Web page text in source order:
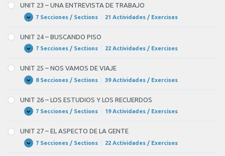
–
EL
MUNDO
DE
UNIT 23 – UNA ENTREVISTA DE TRABAJO
Expandir
UNIT
–
UNA
ENTREVISTA
DE
7 Secciones / Sections 21 Actividades / Exercises
UNIT 24 – BUSCANDO PISO
Expandir
UNIT
–
BUSCANDO
PISO
7 Secciones / Sections 22 Actividades / Exercises
UNIT 25 – NOS VAMOS DE VIAJE
Expandir
UNIT
–
NOS
VAMOS
8 Secciones / Sections 39 Actividades / Exercises
UNIT 26 – LOS ESTUDIOS Y LOS RECUERDOS
Expandir
UNIT
–
LOS
ESTUDIOS
Y
7 Secciones / Sections 19 Actividades / Exercises
UNIT 27 – EL ASPECTO DE LA GENTE
Expandir
UNIT7 Secciones / Sections 22 Actividades / Exercises